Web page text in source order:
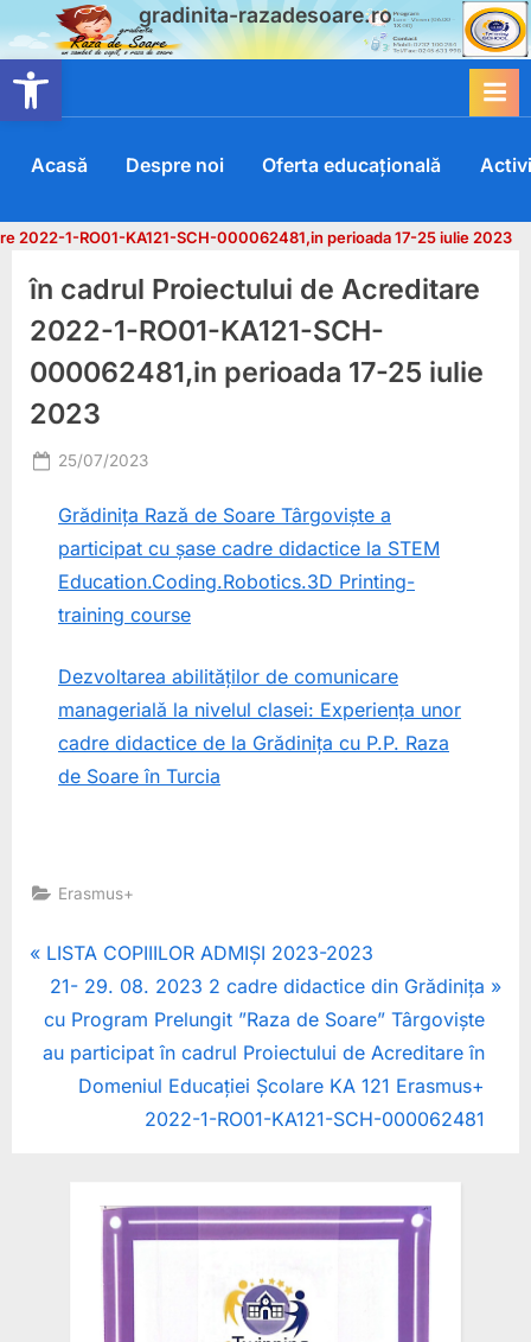
Deschide bara de unelte
to
content
gradinita-razadesoare.ro
Acasă Despre noi Oferta educațională
2022-1-RO01-KA121-SCH-000062481,in perioada 17-25 iulie 2023
în cadrul Proiectului de Acreditare
2022-1-RO01-KA121-SCH-
000062481,in perioada 17-25 iulie
2023
Posted
25/07/2023
Grădinița Rază de Soare Târgoviște a
participat cu șase cadre didactice la STEM
Education.Coding.Robotics.3D Printing-
training course
Dezvoltarea abilităților de comunicare
managerială la nivelul clasei: Experiența unor
cadre didactice de la Grădinița cu P.P. Raza
de Soare în Turcia
Erasmus+
Navigare
în
articole
P
r
e
v
LISTA COPIIILOR ADMIȘI 2023-2023
N
e
x
21- 29. 08. 2023 2 cadre didactice din Grădinița
cu Program Prelungit ”Raza de Soare” Târgoviște
au participat în cadrul Proiectului de Acreditare în
Domeniul Educației Școlare KA 121 Erasmus+
2022-1-RO01-KA121-SCH-000062481